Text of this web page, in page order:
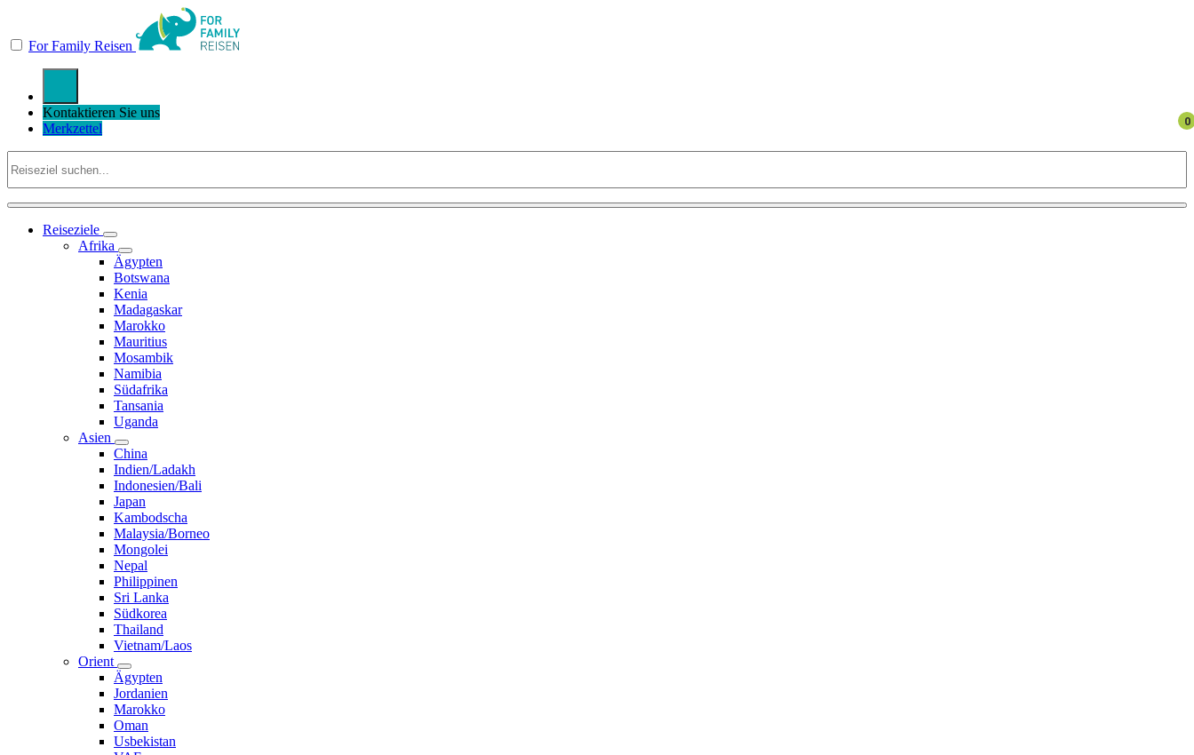
For Family Reisen
Kontaktieren Sie uns
Merkzettel
Reiseziele
Afrika
Ägypten
Botswana
Kenia
Madagaskar
Marokko
Mauritius
Mosambik
Namibia
Südafrika
Tansania
Uganda
Asien
China
Indien/Ladakh
Indonesien/Bali
Japan
Kambodscha
Malaysia/Borneo
Mongolei
Nepal
Philippinen
Sri Lanka
Südkorea
Thailand
Vietnam/Laos
Orient
Ägypten
Jordanien
Marokko
Oman
Usbekistan